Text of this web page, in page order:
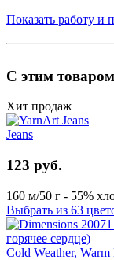
Показать работу и
С этим
Хит продаж
Jeans
123 руб.
160 м/50 г - 55%
Выбрать из 63
Cold Weather,